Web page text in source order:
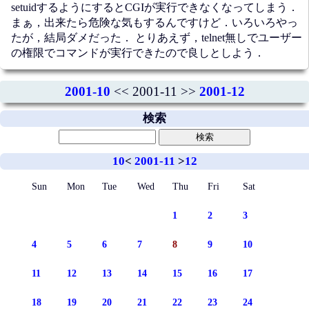
setuidするようにするとCGIが実行できなくなってしまう．
まぁ，出来たら危険な気もするんですけど．いろいろやっ
たが，結局ダメだった．
とりあえず，telnet無しでユーザー
の権限でコマンドが実行できたので良しとしよう．
2001-10 << 2001-11 >> 2001-12
検索
10< 2001-11 >12
Sun Mon Tue Wed Thu Fri Sat
1 2 3
4 5 6 7 8 9 10
11 12 13 14 15 16 17
18 19 20 21 22 23 24